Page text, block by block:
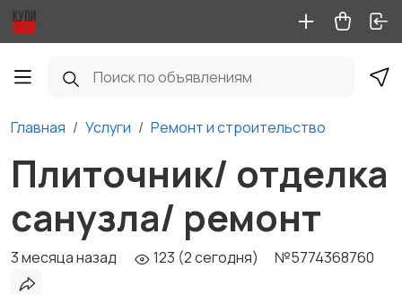
Главная Услуги Ремонт и строительство
Плиточник/ отделка
санузла/ ремонт
3 месяца назад 123 (2 сегодня) №5774368760